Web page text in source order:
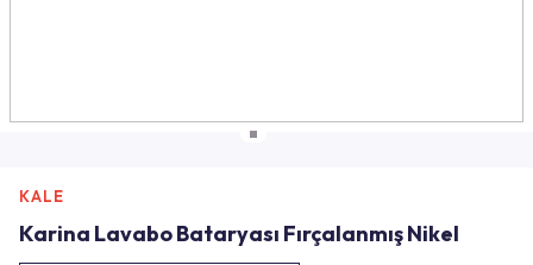
KALE
Karina Lavabo Bataryası Fırçalanmış Nikel